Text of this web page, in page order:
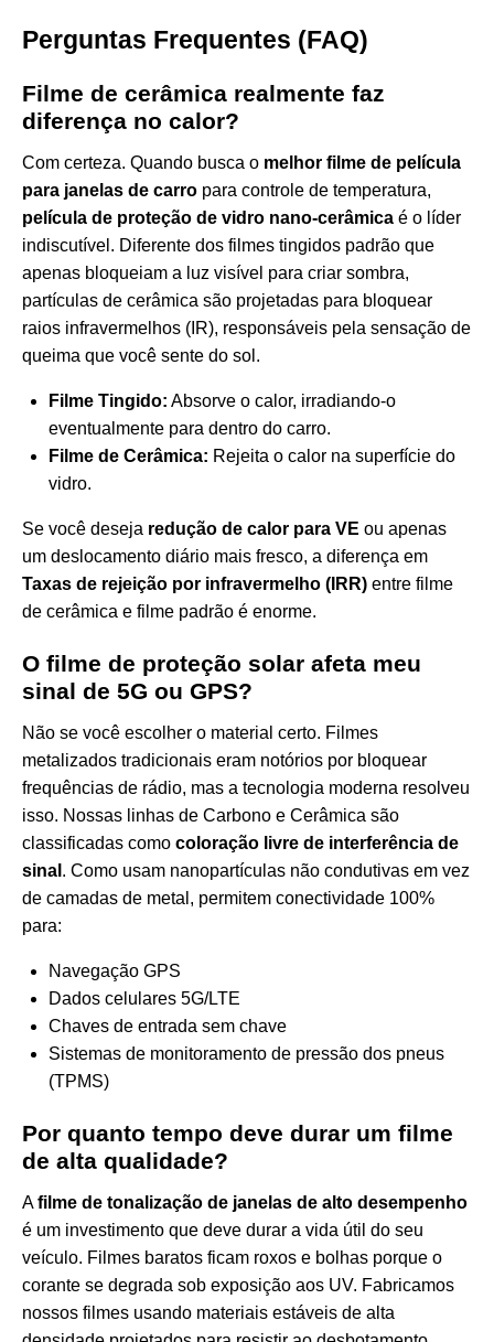
Perguntas Frequentes (FAQ)
Filme de cerâmica realmente faz
diferença no calor?
Com certeza. Quando busca o melhor filme de película
para janelas de carro para controle de temperatura,
película de proteção de vidro nano-cerâmica é o líder
indiscutível. Diferente dos filmes tingidos padrão que
apenas bloqueiam a luz visível para criar sombra,
partículas de cerâmica são projetadas para bloquear
raios infravermelhos (IR), responsáveis pela sensação de
queima que você sente do sol.
Filme Tingido: Absorve o calor, irradiando-o
eventualmente para dentro do carro.
Filme de Cerâmica: Rejeita o calor na superfície do
vidro.
Se você deseja redução de calor para VE ou apenas
um deslocamento diário mais fresco, a diferença em
Taxas de rejeição por infravermelho (IRR) entre filme
de cerâmica e filme padrão é enorme.
O filme de proteção solar afeta meu
sinal de 5G ou GPS?
Não se você escolher o material certo. Filmes
metalizados tradicionais eram notórios por bloquear
frequências de rádio, mas a tecnologia moderna resolveu
isso. Nossas linhas de Carbono e Cerâmica são
classificadas como coloração livre de interferência de
sinal . Como usam nanopartículas não condutivas em vez
de camadas de metal, permitem conectividade 100%
para:
Navegação GPS
Dados celulares 5G/LTE
Chaves de entrada sem chave
Sistemas de monitoramento de pressão dos pneus
(TPMS)
Por quanto tempo deve durar um filme
de alta qualidade?
Afilme de tonalização de janelas de alto desempenho
é um investimento que deve durar a vida útil do seu
veículo. Filmes baratos ficam roxos e bolhas porque o
corante se degrada sob exposição aos UV. Fabricamos
nossos filmes usando materiais estáveis de alta